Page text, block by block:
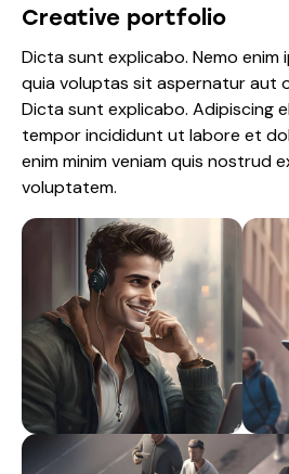
Creative portfolio
Dicta sunt explicabo. Nemo
quia voluptas sit aspernatur aut
Dicta sunt explicabo. Adipiscing
tempor incididunt ut labore et
enim minim veniam quis nostrud
voluptatem.